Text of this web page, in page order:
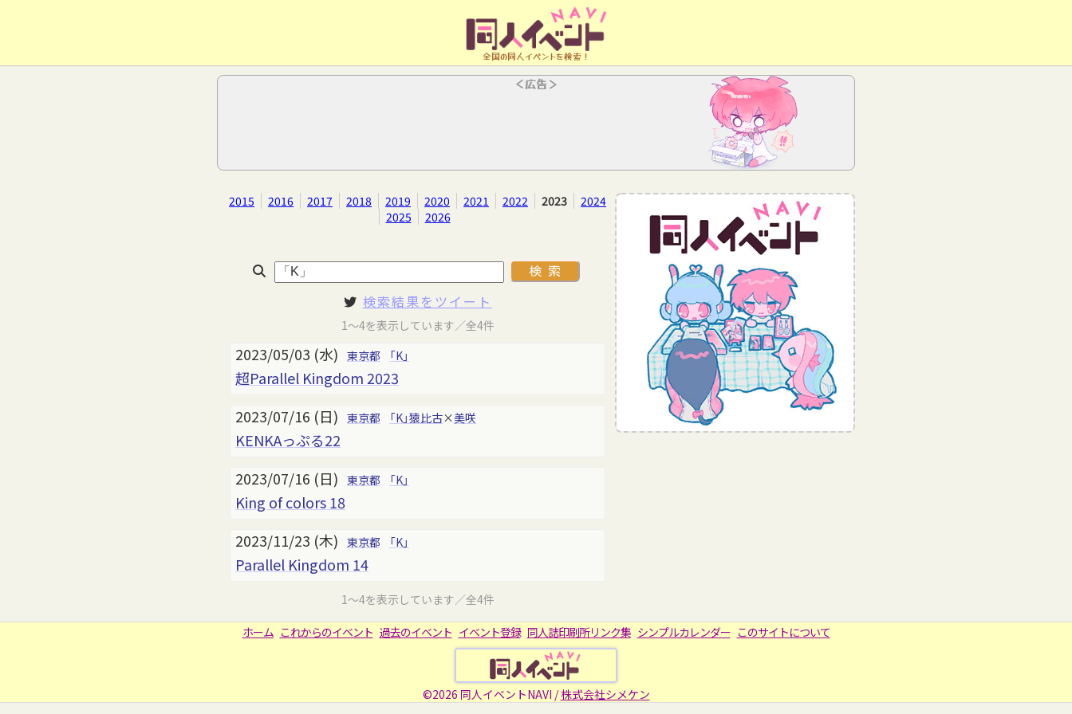
全国の同人イベントを検索！
＜広告＞
2015 2016 2017 2018 2019 2020 2021 2022 2023
2024
2025
2026
検索結果をツイート
1～4を表示しています／全4件
2023/05/03 (水) 東京都 「K」
超Parallel Kingdom 2023
2023/07/16 (日) 東京都 「K」猿比古×美咲
KENKAっぷる22
2023/07/16 (日) 東京都 「K」
King of colors 18
2023/11/23 (木) 東京都 「K」
Parallel Kingdom 14
1～4を表示しています／全4件
ホーム これからのイベント 過去のイベント イベント登録 同人誌印刷所リンク集 シンプルカレンダー このサイトについて
©2026 同人イベントNAVI /株式会社シメケン